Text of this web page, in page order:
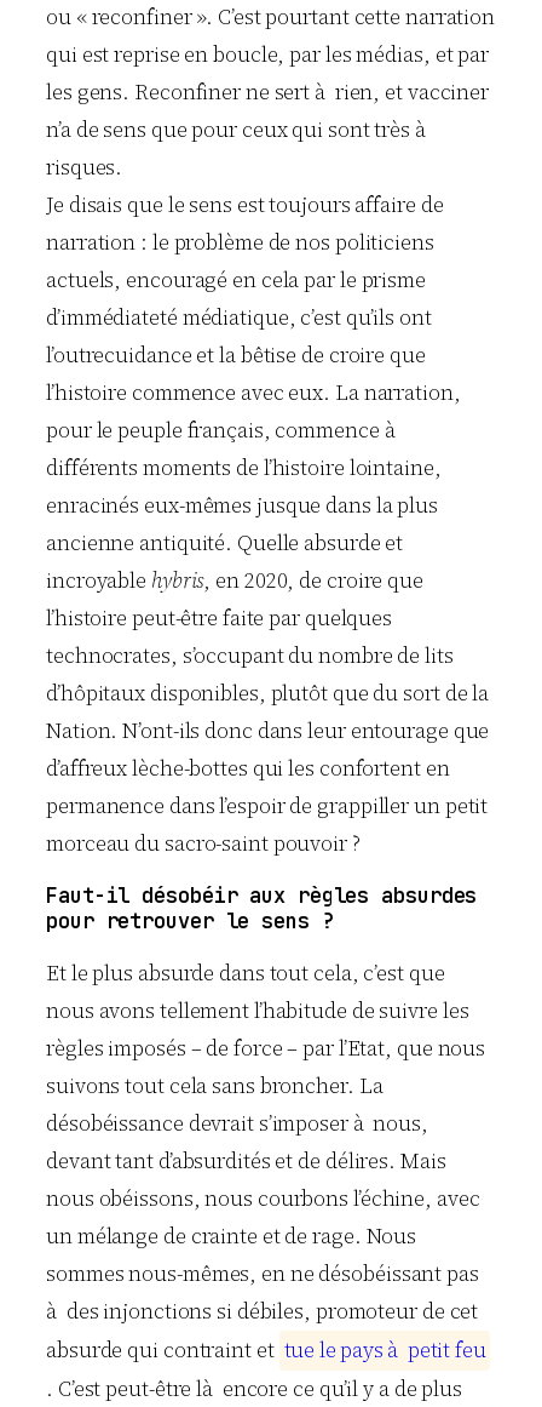
ou « reconfiner ». C’est pourtant cette narration
qui est reprise en boucle, par les médias, et par
les gens. Reconfiner ne sert à rien, et vacciner
n’a de sens que pour ceux qui sont très à
risques.
Je disais que le sens est toujours affaire de
narration : le problème de nos politiciens
actuels, encouragé en cela par le prisme
d’immédiateté médiatique, c’est qu’ils ont
l’outrecuidance et la bêtise de croire que
l’histoire commence avec eux. La narration,
pour le peuple français, commence à
différents moments de l’histoire lointaine,
enracinés eux-mêmes jusque dans la plus
ancienne antiquité. Quelle absurde et
incroyable hybris, en 2020, de croire que
l’histoire peut-être faite par quelques
technocrates, s’occupant du nombre de lits
d’hôpitaux disponibles, plutôt que du sort de la
Nation. N’ont-ils donc dans leur entourage que
d’affreux lèche-bottes qui les confortent en
permanence dans l’espoir de grappiller un petit
morceau du sacro-saint pouvoir ?
Faut-il désobéir aux règles absurdes
pour retrouver le sens ?
Et le plus absurde dans tout cela, c’est que
nous avons tellement l’habitude de suivre les
règles imposés – de force – par l’Etat, que nous
suivons tout cela sans broncher. La
désobéissance devrait s’imposer à nous,
devant tant d’absurdités et de délires. Mais
nous obéissons, nous courbons l’échine, avec
un mélange de crainte et de rage. Nous
sommes nous-mêmes, en ne désobéissant pas
à des injonctions si débiles, promoteur de cet
absurde qui contraint et tue lepays à petitfeu
. C’est peut-être là encore ce qu’il y a de plus